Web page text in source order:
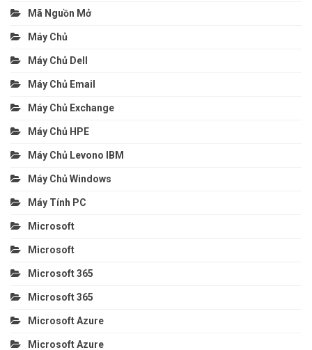
Mã Nguồn Mở
Máy Chủ
Máy Chủ Dell
Máy Chủ Email
Máy Chủ Exchange
Máy Chủ HPE
Máy Chủ Levono IBM
Máy Chủ Windows
Máy Tính PC
Microsoft
Microsoft
Microsoft 365
Microsoft 365
Microsoft Azure
Microsoft Azure